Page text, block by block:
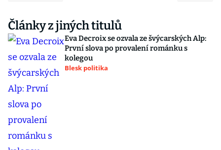
Články z jiných titulů
Eva Decroix se ozvala ze švýcarských Alp:
První slova po provalení románku s
kolegou
Blesk politika